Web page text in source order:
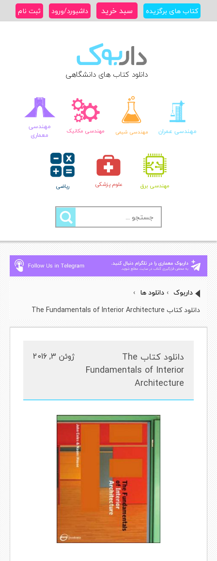
کتاب های برگزیده سبد خرید داشبورد/ورود ثبت نام
دانلود کتاب های دانشگاهی
مهندسی عمران مهندسی شیمی مهندسی مکانیک
مهندسی
معماری
مهندسی برق علوم پزشکی ریاضی
جستجو
برای:
داربوک › دانلود ها ›
دانلود کتاب The Fundamentals of Interior Architecture
دانلود کتاب The
Fundamentals of Interior
Architecture
ژوئن 3, 2016